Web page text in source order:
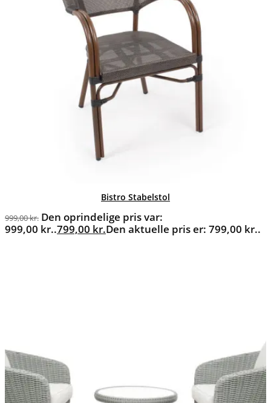
Bistro Stabelstol
999,00kr. Den oprindelige pris var:
999,00 kr..799,00 kr.Den aktuelle pris er: 799,00 kr..